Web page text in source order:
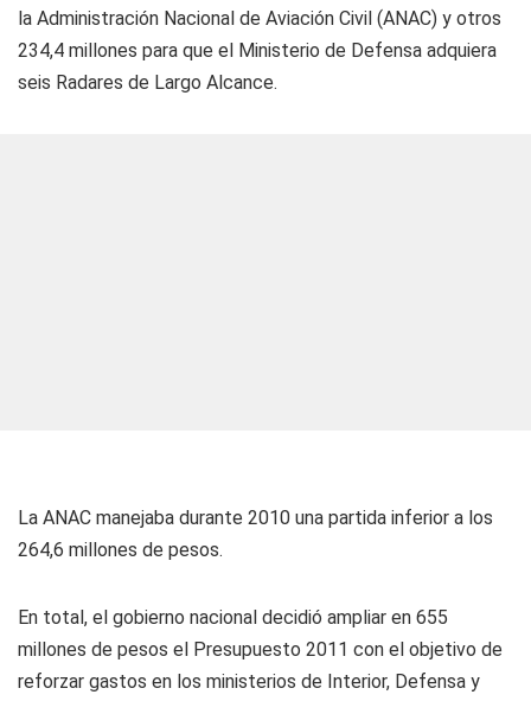
la Administración Nacional de Aviación Civil (ANAC) y otros
234,4 millones para que el Ministerio de Defensa adquiera
seis Radares de Largo Alcance.
La ANAC manejaba durante 2010 una partida inferior a los
264,6 millones de pesos.
En total, el gobierno nacional decidió ampliar en 655
millones de pesos el Presupuesto 2011 con el objetivo de
reforzar gastos en los ministerios de Interior, Defensa y